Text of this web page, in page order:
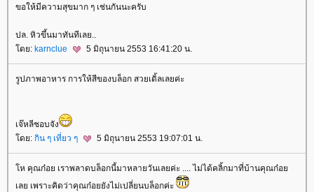
ขอให้มีความสุขมาก ๆ เช่นกันนะครับ
ปล. หิวขึ้นมาทันทีเลย..
ดย: karnclue 5 มิถุนายน 2553 16:41:20 น.
รูปภาพอาหาร การให้สีของบล็อก สวยเดิ้ลเลยค่ะ
เจ๊หลีชอบจัง
ดย: กิน ๆ เที่ยว ๆ 5 มิถุนายน 2553 19:07:01 น.
ห คุณก๋อย เราพลาดบล็อกนี้มาหลายวันเลยค่ะ .... ไม่ได้คลิ้กมาที่บ้านคุณก๋อ
เลย เพราะคิดว่าคุณก๋อยยังไม่เปลี่ยนบล็อกค่ะ